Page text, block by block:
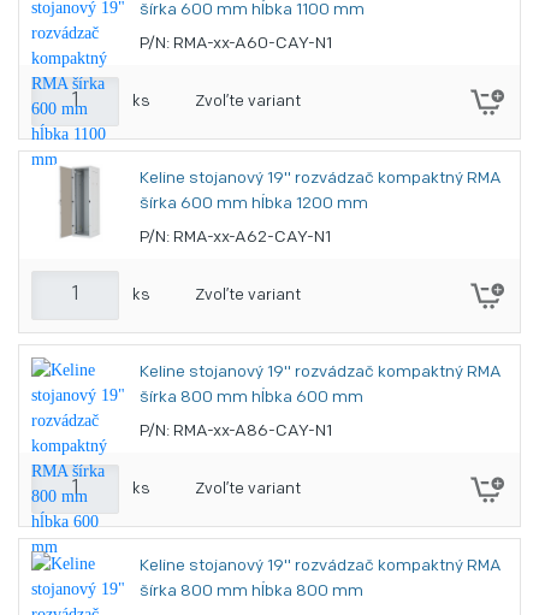
šírka 600 mm hĺbka 1100 mm
P/N: RMA-xx-A60-CAY-N1
ks Zvoľte variant
Keline stojanový 19" rozvádzač kompaktný RMA
šírka 600 mm hĺbka 1200 mm
P/N: RMA-xx-A62-CAY-N1
ks Zvoľte variant
Keline stojanový 19" rozvádzač kompaktný RMA
šírka 800 mm hĺbka 600 mm
P/N: RMA-xx-A86-CAY-N1
ks Zvoľte variant
Keline stojanový 19" rozvádzač kompaktný RMA
šírka 800 mm hĺbka 800 mm